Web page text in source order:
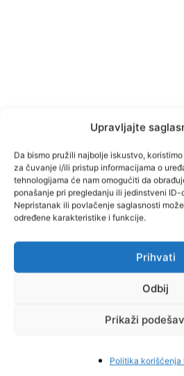
Upravljajte
Da bismo pružili najbolje iskustvo,
za čuvanje i/ili pristup informacijama o
tehnologijama će nam omogućiti da
ponašanje pri pregledanju ili jedinstveni
Nepristanak ili povlačenje saglasnosti
određene karakteristike i funkcije.
Prihvati
Odbij
Prikaži
Politika korišćenja
Facebook Pinterest